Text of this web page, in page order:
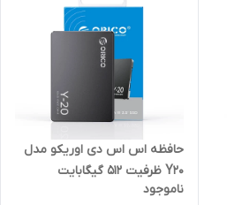
حافظه اس‌ اس‌ دی اوریکو مدل
Y20 ظرفیت 512 گیگابایت
ناموجود